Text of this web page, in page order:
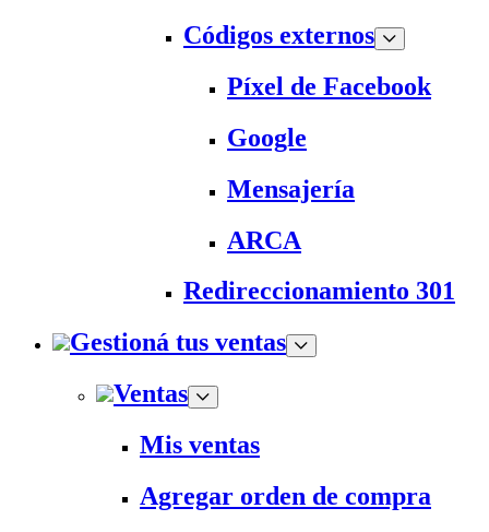
Códigos externos
Píxel de Facebook
Google
Mensajería
ARCA
Redireccionamiento 301
Gestioná tus ventas
Ventas
Mis ventas
Agregar orden de compra